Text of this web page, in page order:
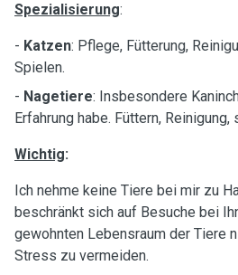
Spezialisierung:
- Katzen: Pflege, Fütterung,
Spielen.
- Nagetiere: Insbesondere
Erfahrung habe. Füttern, Reinigung,
Wichtig:
Ich nehme keine Tiere bei mir zu
beschränkt sich auf Besuche bei
gewohnten Lebensraum der Tiere
Stress zu vermeiden.